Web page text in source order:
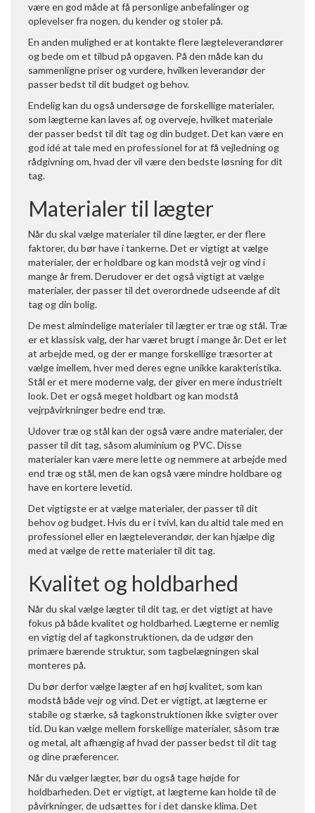
være en god måde at få personlige anbefalinger og
oplevelser fra nogen, du kender og stoler på.
En anden mulighed er at kontakte flere lægteleverandører
og bede om et tilbud på opgaven. På den måde kan du
sammenligne priser og vurdere, hvilken leverandør der
passer bedst til dit budget og behov.
Endelig kan du også undersøge de forskellige materialer,
som lægterne kan laves af, og overveje, hvilket materiale
der passer bedst til dit tag og din budget. Det kan være en
god idé at tale med en professionel for at få vejledning og
rådgivning om, hvad der vil være den bedste løsning for dit
tag.
Materialer til lægter
Når du skal vælge materialer til dine lægter, er der flere
faktorer, du bør have i tankerne. Det er vigtigt at vælge
materialer, der er holdbare og kan modstå vejr og vind i
mange år frem. Derudover er det også vigtigt at vælge
materialer, der passer til det overordnede udseende af dit
tag og din bolig.
De mest almindelige materialer til lægter er træ og stål. Træ
er et klassisk valg, der har været brugt i mange år. Det er let
at arbejde med, og der er mange forskellige træsorter at
vælge imellem, hver med deres egne unikke karakteristika.
Stål er et mere moderne valg, der giver en mere industrielt
look. Det er også meget holdbart og kan modstå
vejrpåvirkninger bedre end træ.
Udover træ og stål kan der også være andre materialer, der
passer til dit tag, såsom aluminium og PVC. Disse
materialer kan være mere lette og nemmere at arbejde med
end træ og stål, men de kan også være mindre holdbare og
have en kortere levetid.
Det vigtigste er at vælge materialer, der passer til dit
behov og budget. Hvis du er i tvivl, kan du altid tale med en
professionel eller en lægteleverandør, der kan hjælpe dig
med at vælge de rette materialer til dit tag.
Kvalitet og holdbarhed
Når du skal vælge lægter til dit tag, er det vigtigt at have
fokus på både kvalitet og holdbarhed. Lægterne er nemlig
en vigtig del af tagkonstruktionen, da de udgør den
primære bærende struktur, som tagbelægningen skal
monteres på.
Du bør derfor vælge lægter af en høj kvalitet, som kan
modstå både vejr og vind. Det er vigtigt, at lægterne er
stabile og stærke, så tagkonstruktionen ikke svigter over
tid. Du kan vælge mellem forskellige materialer, såsom træ
og metal, alt afhængig af hvad der passer bedst til dit tag
og dine præferencer.
Når du vælger lægter, bør du også tage højde for
holdbarheden. Det er vigtigt, at lægterne kan holde til de
påvirkninger, de udsættes for i det danske klima. Det